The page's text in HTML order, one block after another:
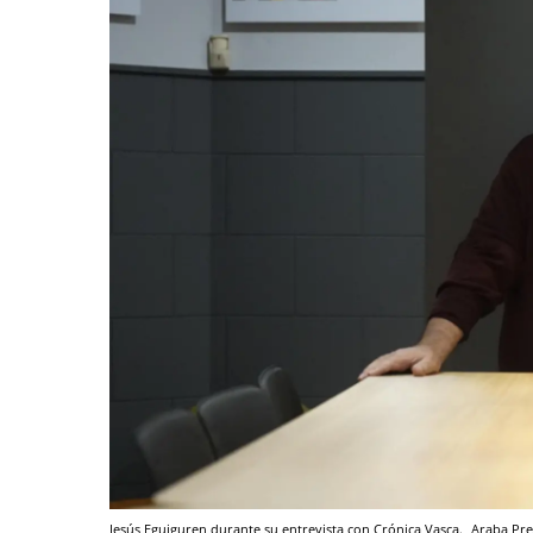
Jesús Eguiguren durante su entrevista con Crónica Vasca. Araba